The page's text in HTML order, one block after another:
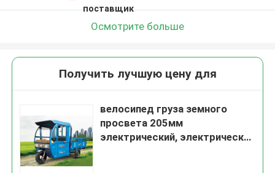
поставщик
Осмотрите больше
Получить лучшую цену для
велосипед груза земного
просвета 205мм
электрический, электрический